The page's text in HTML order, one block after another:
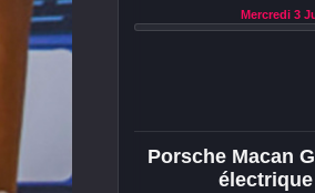
Mercredi 3
Porsche Macan